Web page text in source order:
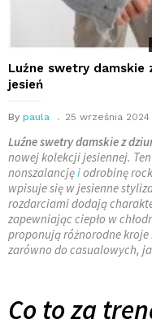
Luźne swetry damskie
jesień
By paula 25 września 2024
Luźne swetry damskie z
nowej kolekcji jesiennej.
nonszalancjęiodrobinę
wpisuje się w jesienne
rozdarciami dodają
zapewniając ciepło w
proponują różnorodne
zarówno do casualowych,
Co to za